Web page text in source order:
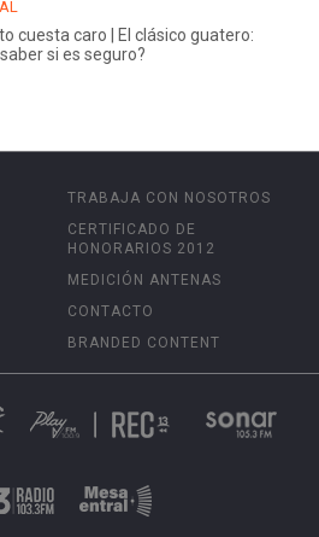
cuesta caro | El clásico guatero:
si es seguro?
TRABAJA CON NOSOTROS
CERTIFICADO DE
HONORARIOS 2012
MEDICIÓN ANTENAS
CONTACTO
BRANDED CONTENT